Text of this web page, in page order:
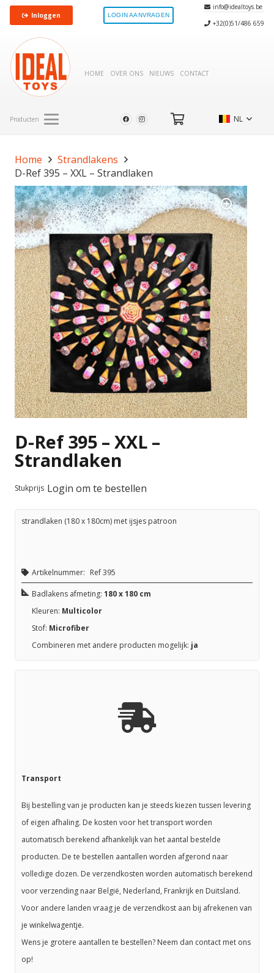
Inloggen LOGIN AANVRAGEN
info@idealtoys.be
+32(0)51/486 659
HOME OVER ONS NIEUWS CONTACT
Producten NL
Home
Strandlakens
D-Ref 395 – XXL – Strandlaken
D-Ref 395 – XXL –
Strandlaken
Stukprijs Login om te bestellen
strandlaken (180 x 180cm) met ijsjes patroon
Artikelnummer: Ref 395
Badlakens afmeting: 180 x 180 cm
Kleuren: Multicolor
Stof: Microfiber
Combineren met andere producten mogelijk: ja
Transport
Bij bestelling van je producten kan je steeds kiezen tussen levering
of eigen afhaling. De kosten voor het transport worden
automatisch berekend afhankelijk van het aantal bestelde
producten. De te bestellen aantallen worden afgerond naar
volledige dozen. De verzendkosten worden automatisch berekend
voor verzending naar België, Nederland, Frankrijk en Duitsland.
Voor andere landen vraag je de verzendkost aan bij afrekenen van
je winkelwagentje.
Wens je grotere aantallen te bestellen? Neem dan contact met ons
op!